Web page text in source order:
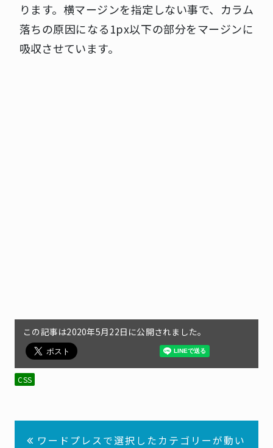
ります。横マージンを指定しない事で、カラム
落ちの原因になる1px以下の部分をマージンに
吸収させています。
この記事は2020年5月22日に公開されました。
CSS
ワードプレスで選択したカテゴリーが動い